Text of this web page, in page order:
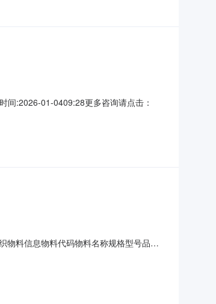
间:2026-01-0409:28更多咨询请点击：
物料信息物料代码物料名称规格型号品牌